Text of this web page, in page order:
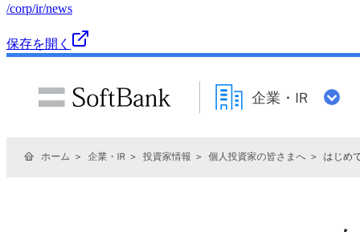
/corp/ir/news
保存を開く